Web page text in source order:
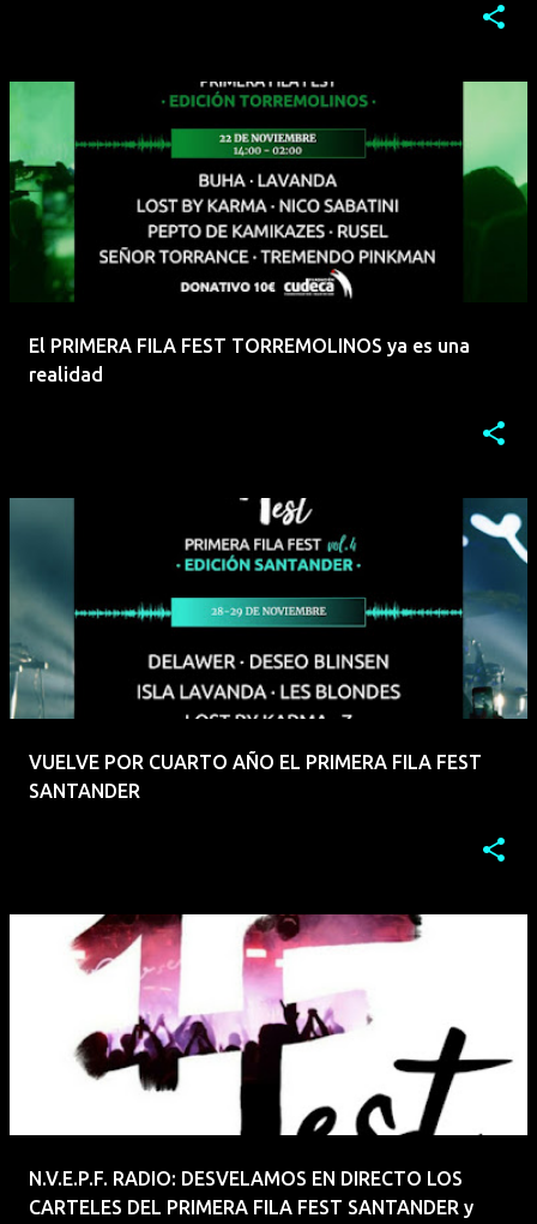
El PRIMERA FILA FEST TORREMOLINOS ya es una
realidad
VUELVE POR CUARTO AÑO EL PRIMERA FILA FEST
SANTANDER
N.V.E.P.F. RADIO: DESVELAMOS EN DIRECTO LOS
CARTELES DEL PRIMERA FILA FEST SANTANDER y